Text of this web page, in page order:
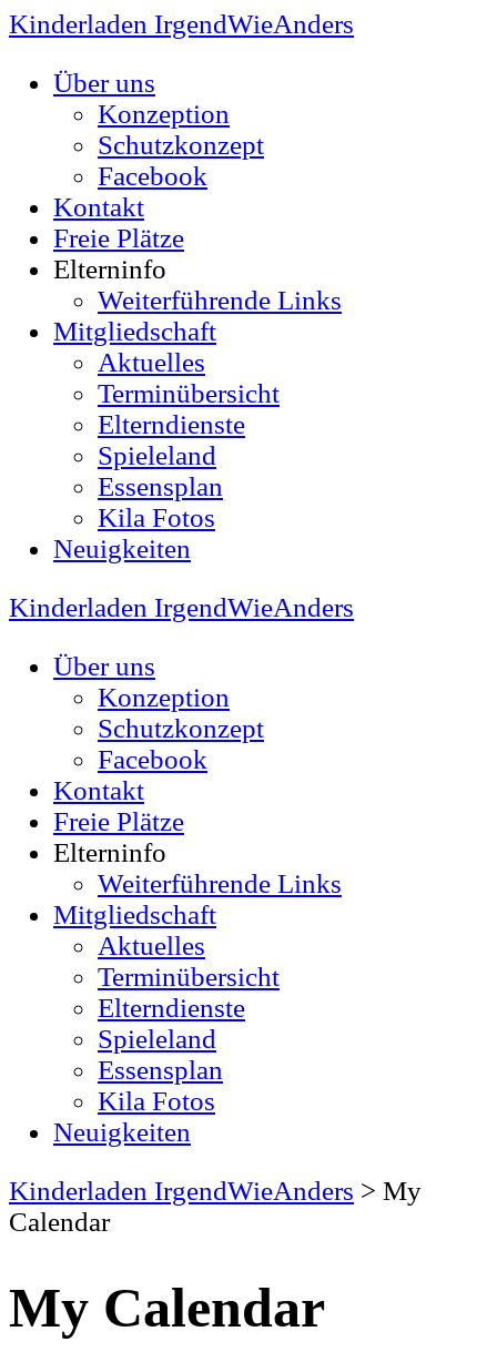
Kinderladen IrgendWieAnders
Über uns
Konzeption
Schutzkonzept
Facebook
Kontakt
Freie Plätze
Elterninfo
Weiterführende Links
Mitgliedschaft
Aktuelles
Terminübersicht
Elterndienste
Spieleland
Essensplan
Kila Fotos
Neuigkeiten
Kinderladen IrgendWieAnders
Über uns
Konzeption
Schutzkonzept
Facebook
Kontakt
Freie Plätze
Elterninfo
Weiterführende Links
Mitgliedschaft
Aktuelles
Terminübersicht
Elterndienste
Spieleland
Essensplan
Kila Fotos
Neuigkeiten
Kinderladen IrgendWieAnders > My
Calendar
My Calendar